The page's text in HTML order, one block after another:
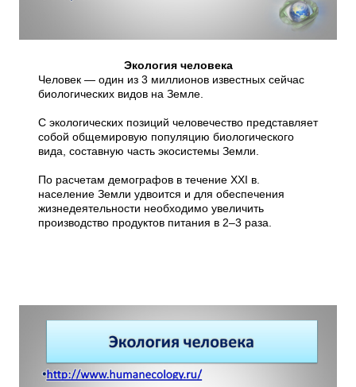
Экология человека
Человек — один из 3 миллионов известных сейчас
биологических видов на Земле.
С экологических позиций человечество представляет
собой общемировую популяцию биологического
вида, составную часть экосистемы Земли.
По расчетам демографов в течение XXI в.
население Земли удвоится и для обеспечения
жизнедеятельности необходимо увеличить
производство продуктов питания в 2–3 раза.